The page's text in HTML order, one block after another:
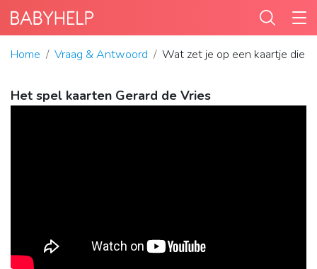
Home Vraag & Antwoord Wat zet je op een kaartje die
Het spel kaarten Gerard de Vries